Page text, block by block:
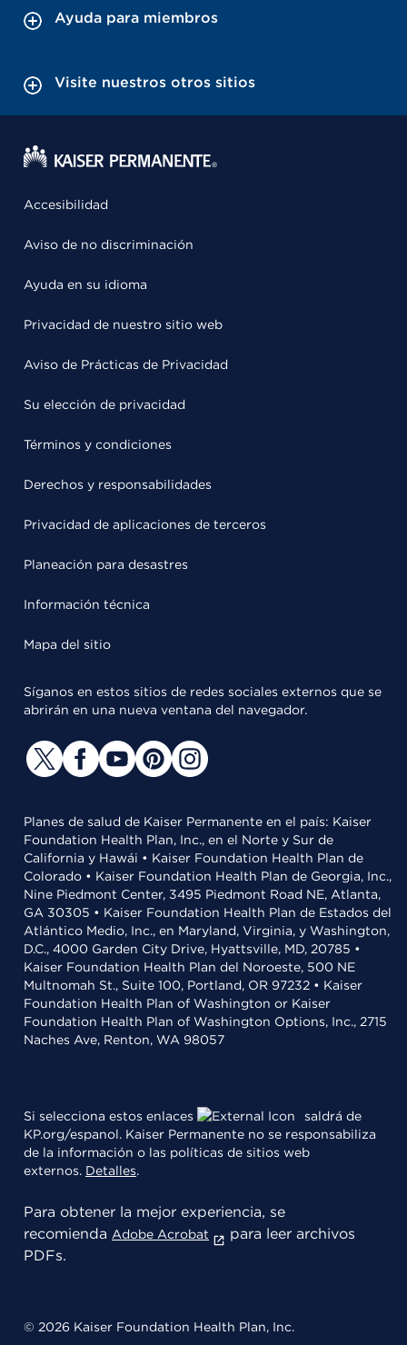
Ayuda para miembros
Visite nuestros otros sitios
Accesibilidad
Aviso de no discriminación
Ayuda en su idioma
Privacidad de nuestro sitio web
Aviso de Prácticas de Privacidad
Su elección de privacidad
Términos y condiciones
Derechos y responsabilidades
Privacidad de aplicaciones de terceros
Planeación para desastres
Información técnica
Mapa del sitio
Síganos en estos sitios de redes sociales externos que se
abrirán en una nueva ventana del navegador.
Planes de salud de Kaiser Permanente en el país: Kaiser
Foundation Health Plan, Inc., en el Norte y Sur de
California y Hawái • Kaiser Foundation Health Plan de
Colorado • Kaiser Foundation Health Plan de Georgia, Inc.,
Nine Piedmont Center, 3495 Piedmont Road NE, Atlanta,
GA 30305 • Kaiser Foundation Health Plan de Estados del
Atlántico Medio, Inc., en Maryland, Virginia, y Washington,
D.C., 4000 Garden City Drive, Hyattsville, MD, 20785 •
Kaiser Foundation Health Plan del Noroeste, 500 NE
Multnomah St., Suite 100, Portland, OR 97232 • Kaiser
Foundation Health Plan of Washington or Kaiser
Foundation Health Plan of Washington Options, Inc., 2715
Naches Ave, Renton, WA 98057
Si selecciona estos enlaces
saldrá de
KP.org/espanol. Kaiser Permanente no se responsabiliza
de la información o las políticas de sitios web
externos. Detalles.
Para obtener la mejor experiencia, se
recomienda Adobe Acrobat
para leer archivos
PDFs.
© 2026 Kaiser Foundation Health Plan, Inc.